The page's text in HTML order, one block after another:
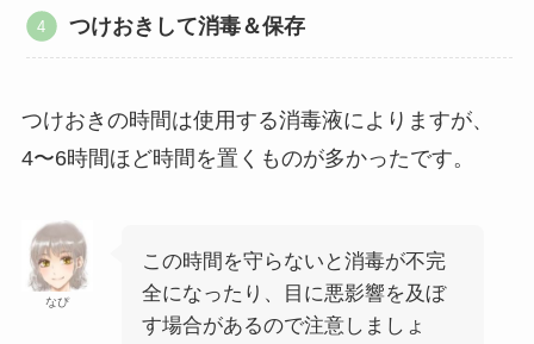
つけおきして消毒＆保存
つけおきの時間は使用する消毒液によりますが、
4〜6時間ほど時間を置くものが多かったです。
なぴ
この時間を守らないと消毒が不完
全になったり、目に悪影響を及ぼ
す場合があるので注意しましょ